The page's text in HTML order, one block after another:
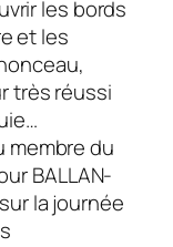
les bords
et les
très réussi
membre du
BALLAN-
sur la journée